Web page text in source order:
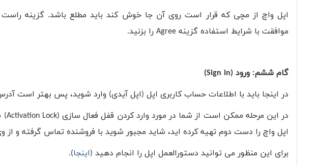
اپل واچ از مچی که قرار است روی آن جا خوش کند باید مطلع باشد. گزینه
موافقت با شرایط استفاده گزینه Agreeرا بزنید.
گام ششم: ورود (Sign in
)
در اینجا باید با اطلاعات حساب کاربری اپل (اپل آیدی) وارد شوید، پس بهتر است
در این مرحله ممکن است از شما در مورد وارد کردن قفل فعال سازی (Activation Lock
)
اپل واچ را دست دوم تهیه کرده اید، شاید مجبور شوید با فروشنده تماس گرفته و
برای این منظور می توانید دستورالعمل اپل را انجام دهید (اینجا).